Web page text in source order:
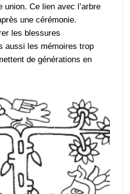
union. Ce lien avec l’arbre
une cérémonie.
les blessures
aussi les mémoires trop
de générations en